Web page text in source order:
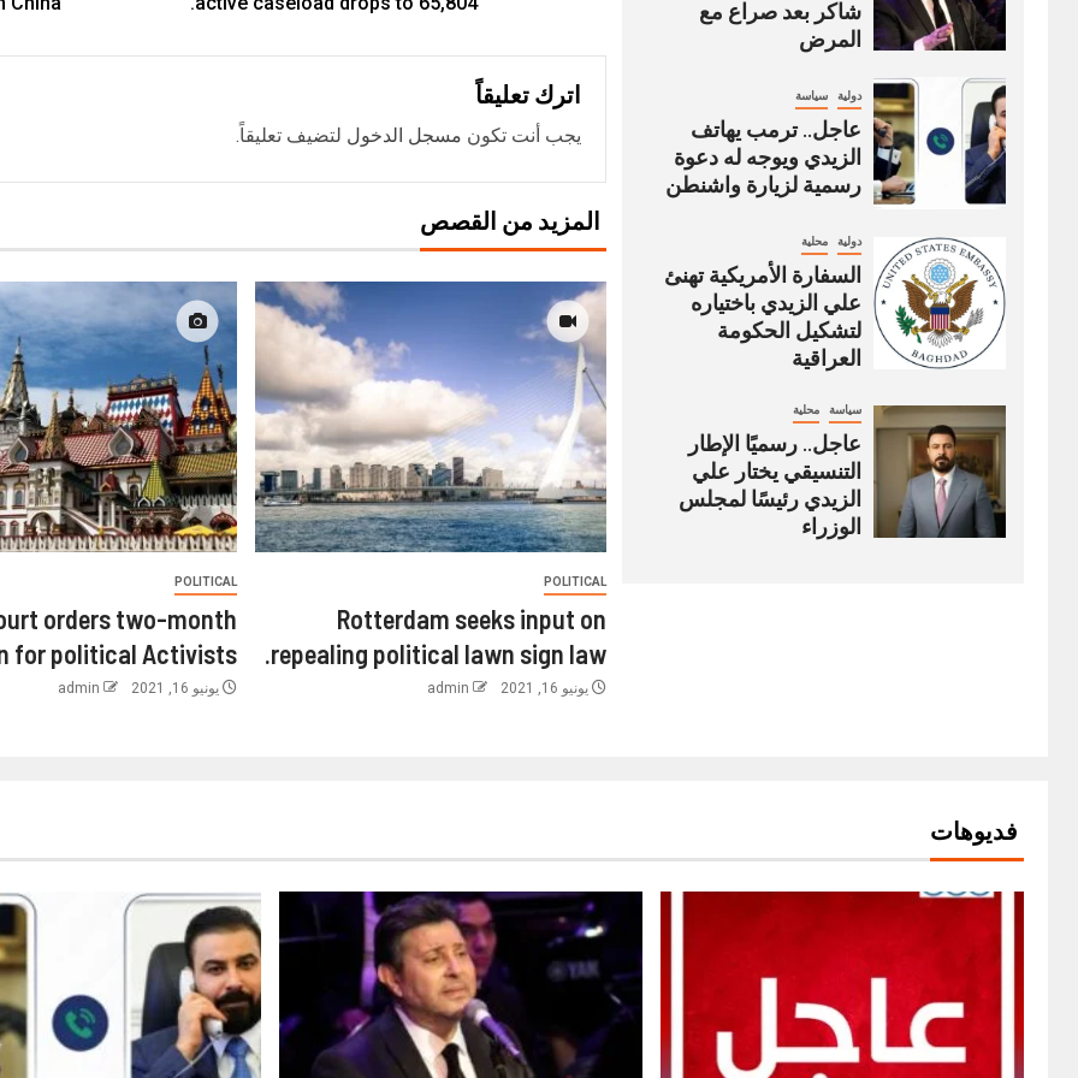
اترك تعليقاً
يجب أنت تكون مسجل الدخول لتضيف تعليقاً.
المزيد من القصص
POLITICAL
Rotterdam seeks input on
repealing political lawn sign law.
يونيو 16, 2021 admin
POLITICAL
orders two-month
for political Activists.
يونيو 16, 2021 admin
شاكر بعد صراع مع
المرض
دولية سياسة
عاجل.. ترمب يهاتف
الزيدي ويوجه له دعوة
رسمية لزيارة واشنطن
دولية محلية
السفارة الأمريكية تهنئ
علي الزيدي باختياره
لتشكيل الحكومة
العراقية
سياسة محلية
عاجل.. رسميًا الإطار
التنسيقي يختار علي
الزيدي رئيسًا لمجلس
الوزراء
فديوهات